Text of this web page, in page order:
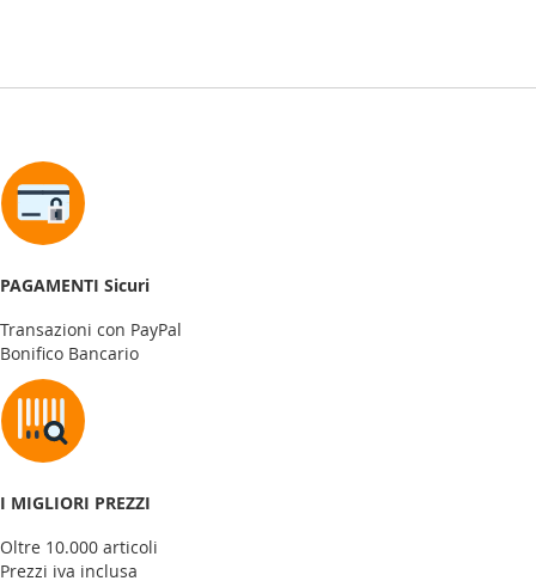
PAGAMENTI Sicuri
Transazioni con PayPal
Bonifico Bancario
I MIGLIORI PREZZI
Oltre 10.000 articoli
Prezzi iva inclusa